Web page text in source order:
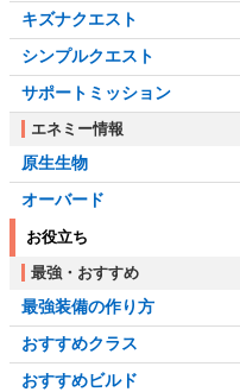
キズナクエスト
シンプルクエスト
サポートミッション
エネミー情報
原生生物
オーバード
お役立ち
最強・おすすめ
最強装備の作り方
おすすめクラス
おすすめビルド